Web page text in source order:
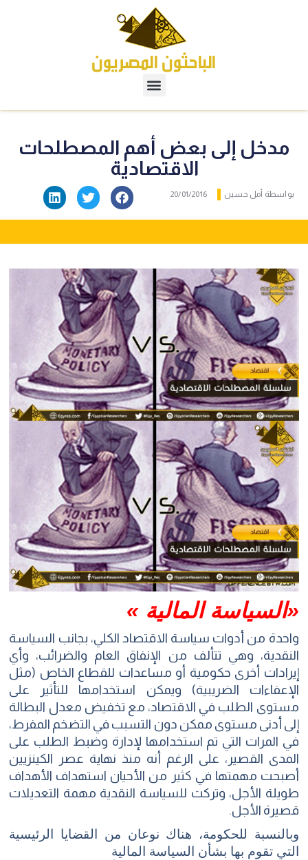
مدخل إلى بعض أهم المصطلحات
الاقتصادية
بواسطة أمل حسين 20/01/2016
«السياسة المالية »
واحدة من أدوات سياسة الاقتصاد الكلي، بجانب السياسة
النقدية، وهي تتألف من الإنفاق العام والضرائب، وأي
إيرادات أخرى حكومية أو مساعدات للقطاع الخاص (مثل
الإعفاءات الضريبية) ويمكن استخدامها للتأثير على
مستوى الطلب في الاقتصاد، مع تخفيض معدل البطالة
إلى أدنى مستوى ممكن دون التسبب في التضخم المفرط،
في المرات التي تم استخدامها لإدارة وضبط الطلب على
المدى القصير، على الرغم أنه منذ نهاية عصر الكينزيين
أصبحت مهمتها في كثير من الأحيان استهداف الأهداف
طويلة الأجل، وتركت للسياسة النقدية مهمة التعديلات
قصيرة الأجل.
وبالنسبة للحكومة، هناك نوعان من القضايا الرئيسية
التي تقوم بها بشأن السياسة المالية